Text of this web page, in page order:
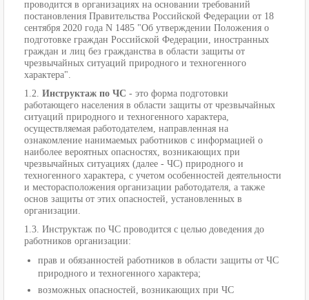
проводится в организациях на основании требований
постановления Правительства Российской Федерации от 18
сентября 2020 года N 1485 "Об утверждении Положения о
подготовке граждан Российской Федерации, иностранных
граждан и лиц без гражданства в области защиты от
чрезвычайных ситуаций природного и техногенного
характера".
1.2. Инструктаж по ЧС - это форма подготовки
работающего населения в области защиты от чрезвычайных
ситуаций природного и техногенного характера,
осуществляемая работодателем, направленная на
ознакомление нанимаемых работников с информацией о
наиболее вероятных опасностях, возникающих при
чрезвычайных ситуациях (далее - ЧС) природного и
техногенного характера, с учетом особенностей деятельности
и месторасположения организации работодателя, а также
основ защиты от этих опасностей, установленных в
организации.
1.3. Инструктаж по ЧС проводится с целью доведения до
работников организации:
прав и обязанностей работников в области защиты от ЧС
природного и техногенного характера;
возможных опасностей, возникающих при ЧС